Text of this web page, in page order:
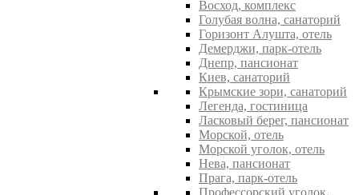
Восход, комплекс
Голубая волна, санаторий
Горизонт Алушта, отель
Демерджи, парк-отель
Днепр, пансионат
Киев, санаторий
Крымские зори, санаторий
Легенда, гостиница
Ласковый берег, пансионат
Морской, отель
Морской уголок, отель
Нева, пансионат
Прага, парк-отель
Профессорский уголок,